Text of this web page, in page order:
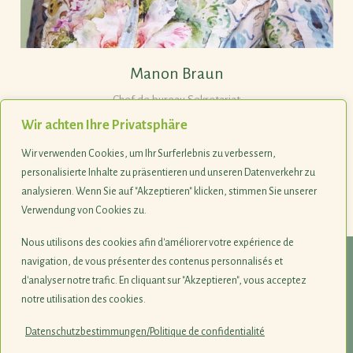
Wir achten Ihre Privatsphäre
Wir verwenden Cookies, um Ihr Surferlebnis zu verbessern,
personalisierte Inhalte zu präsentieren und unseren Datenverkehr zu
analysieren. Wenn Sie auf "Akzeptieren" klicken, stimmen Sie unserer
Verwendung von Cookies zu.
Nous utilisons des cookies afin d'améliorer votre expérience de
navigation, de vous présenter des contenus personnalisés et
d'analyser notre trafic. En cliquant sur "Akzeptieren", vous acceptez
notre utilisation des cookies.
Datenschutzbestimmungen/Politique de confidentialité
Manon Braun
Chef de bureau Sekretariat
Tel. +352 263036-27
© 1990-2026
12, rue de Capellen · L-8393 Olm